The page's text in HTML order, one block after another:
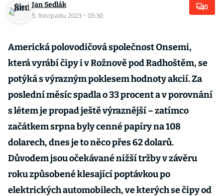
Jan Sedlák
5. listopadu 2023 · 05:30
0
Americká polovodičová společnost Onsemi,
která vyrábí čipy i v Rožnově pod Radhoštěm, se
potýká s výrazným poklesem hodnoty akcií. Za
poslední měsíc spadla o 33 procent a v porovnání
s létem je propad ještě výraznější – zatímco
začátkem srpna byly cenné papíry na 108
dolarech, dnes je to něco přes 62 dolarů.
Důvodem jsou očekávané nižší tržby v závěru
roku způsobené klesající poptávkou po
elektrických automobilech, ve kterých se čipy od